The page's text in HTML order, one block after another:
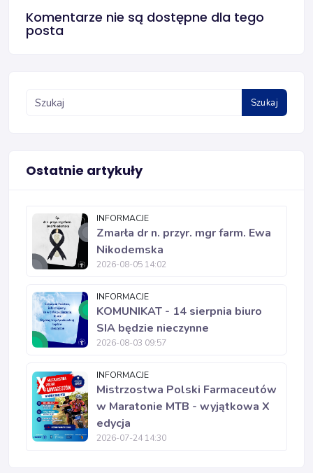
Komentarze nie są dostępne dla tego
posta
Szukaj
Ostatnie artykuły
INFORMACJE
Zmarła dr n. przyr. mgr farm. Ewa
Nikodemska
2026-08-05 14:02
INFORMACJE
KOMUNIKAT - 14 sierpnia biuro
SIA będzie nieczynne
2026-08-03 09:57
INFORMACJE
Mistrzostwa Polski Farmaceutów
w Maratonie MTB - wyjątkowa X
edycja
2026-07-24 14:30